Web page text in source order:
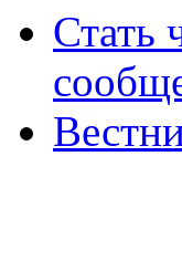
Стать